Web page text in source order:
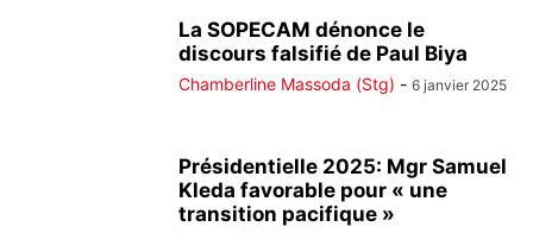
La SOPECAM dénonce le
discours falsifié de Paul Biya
Chamberline Massoda (Stg) - 6 janvier 2025
Présidentielle 2025: Mgr Samuel
Kleda favorable pour « une
transition pacifique »